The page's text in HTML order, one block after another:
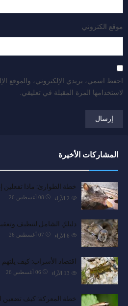
موقع الكتروني
احفظ اسمي، بريدي الإلكتروني، والموقع
لاستخدامها المرة المقبلة في تعليقي.
المشاركات الأخيرة
خطة الطوارئ: ماذا تفعلين
08 أغسطس 26 الآراء
دليلكِ الشامل لتنظيف
07 أغسطس 26 الآراء
اقتصاد الأسراب: كيف يلتهم
06 أغسطس 26 الآراء
خطة المعركة: كيف تضعين